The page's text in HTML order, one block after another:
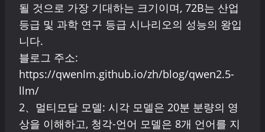
될 것으로 가장 기대하는 크기이며, 72B는 산업
등급 및 과학 연구 등급 시나리오의 성능의 왕입
니다.
블로그 주소:
https://qwenlm.github.io/zh/blog/qwen2.5-
llm/
2、멀티모달 모델: 시각 모델은 20분 분량의 영
상을 이해하고, 청각-언어 모델은 8개 언어를 지